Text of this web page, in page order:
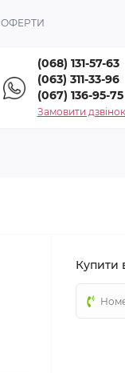
ОФЕРТИ
(068) 131-57-63
(063) 311-33-96
(067) 136-95-75
Замовити дзвінок
Купити